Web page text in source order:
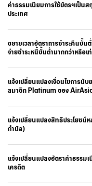
ค่าธรรมเนียมการใช้บัตรฯเป็น
ประเทศ
ขยายเวลาอัตราการชำระคืนขั้น
จ่ายชำระหนี้ขั้นต่ำมากกว่าหรือเ
แจ้งเปลี่ยนแปลงเงื่อนไขการนั
สมาชิก Platinum ของ
แจ้งเปลี่ยนแปลงสิทธิประโยชน์
กำนัล)
แจ้งเปลี่ยนแปลงอัตราค่าธรรม
เครดิต